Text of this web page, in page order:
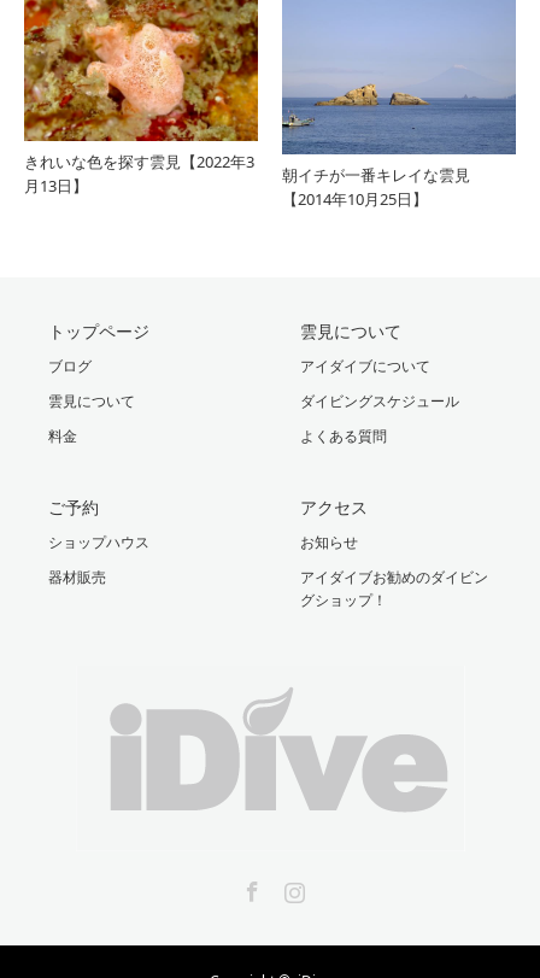
きれいな色を探す雲見【2022年3
月13日】
朝イチが一番キレイな雲見
【2014年10月25日】
トップページ
ブログ
雲見について
料金
雲見について
アイダイブについて
ダイビングスケジュール
よくある質問
ご予約
ショップハウス
器材販売
アクセス
お知らせ
アイダイブお勧めのダイビン
グショップ！